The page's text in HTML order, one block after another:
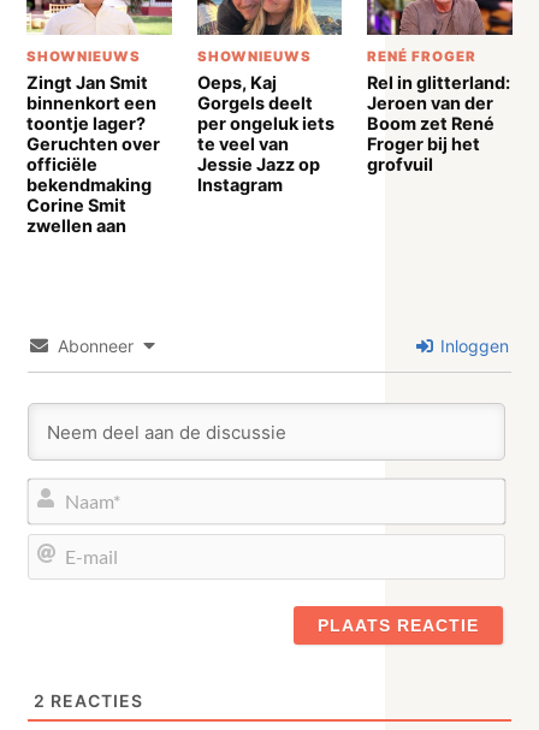
SHOWNIEUWS
Zingt Jan Smit
binnenkort een
toontje lager?
Geruchten over
officiële
bekendmaking
Corine Smit
zwellen aan
SHOWNIEUWS
Oeps, Kaj
Gorgels deelt
per ongeluk iets
te veel van
Jessie Jazz op
Instagram
RENÉ FROGER
Rel in glitterland:
Jeroen van der
Boom zet René
Froger bij het
grofvuil
Abonneer Inloggen
2 REACTIES